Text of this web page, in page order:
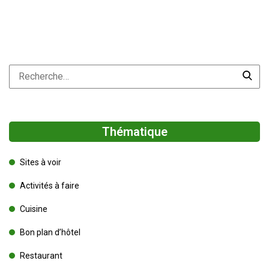
Thématique
Sites à voir
Activités à faire
Cuisine
Bon plan d’hôtel
Restaurant